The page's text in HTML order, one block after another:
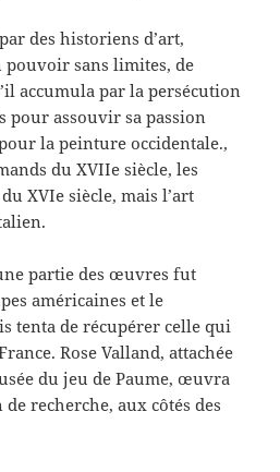
des historiens d’art,
sans limites, de
accumula par la persécution
pour assouvir sa passion
la peinture occidentale.,
du XVIIe siècle, les
XVIe siècle, mais l’art
partie des œuvres fut
américaines et le
tenta de récupérer celle qui
Rose Valland, attachée
du jeu de Paume, œuvra
recherche, aux côtés des